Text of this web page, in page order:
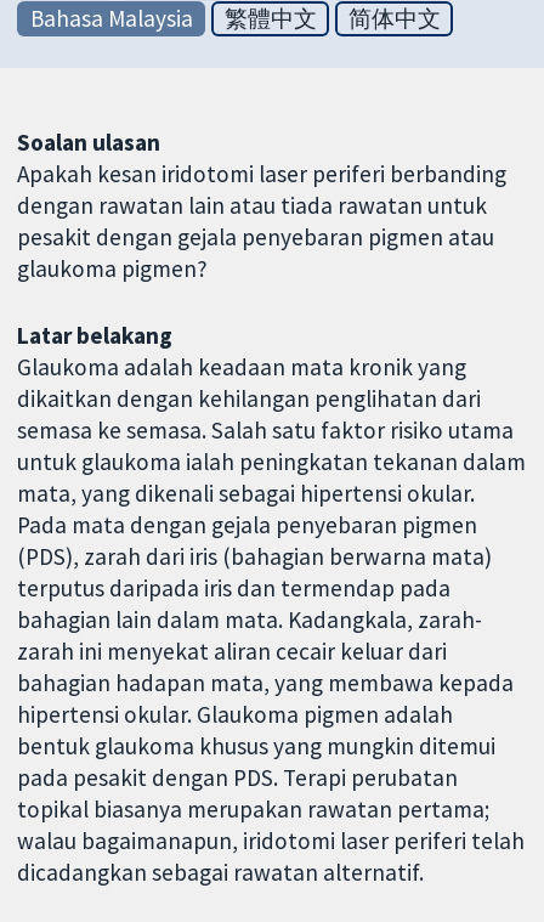
Bahasa Malaysia
繁體中文 简体中文
Soalan ulasan
Apakah kesan iridotomi laser periferi berbanding
dengan rawatan lain atau tiada rawatan untuk
pesakit dengan gejala penyebaran pigmen atau
glaukoma pigmen?
Latar belakang
Glaukoma adalah keadaan mata kronik yang
dikaitkan dengan kehilangan penglihatan dari
semasa ke semasa. Salah satu faktor risiko utama
untuk glaukoma ialah peningkatan tekanan dalam
mata, yang dikenali sebagai hipertensi okular.
Pada mata dengan gejala penyebaran pigmen
(PDS), zarah dari iris (bahagian berwarna mata)
terputus daripada iris dan termendap pada
bahagian lain dalam mata. Kadangkala, zarah-
zarah ini menyekat aliran cecair keluar dari
bahagian hadapan mata, yang membawa kepada
hipertensi okular. Glaukoma pigmen adalah
bentuk glaukoma khusus yang mungkin ditemui
pada pesakit dengan PDS. Terapi perubatan
topikal biasanya merupakan rawatan pertama;
walau bagaimanapun, iridotomi laser periferi telah
dicadangkan sebagai rawatan alternatif.